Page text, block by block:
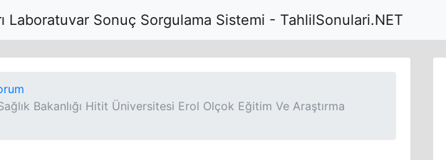
Laboratuvar Sonuç Sorgulama Sistemi - TahlilSonulari.NET
Bakanlığı Hitit Üniversitesi Erol Olçok Eğitim Ve Araştırma